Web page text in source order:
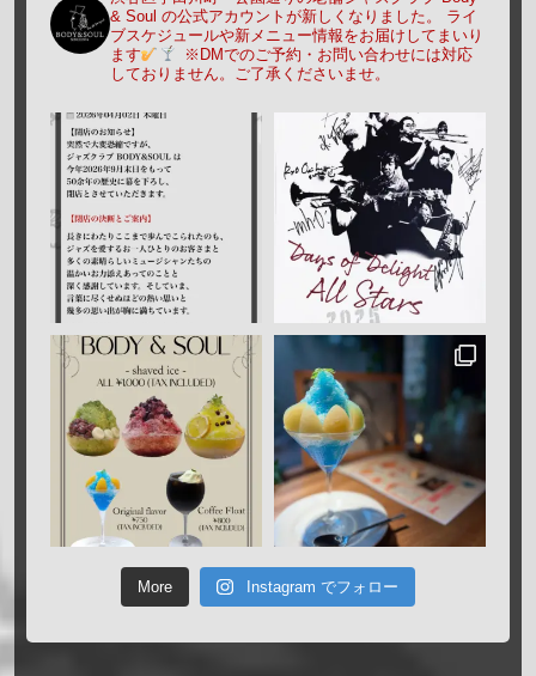
& Soul の公式アカウントが新しくなりました。
ライ
ブスケジュールや新メニュー情報をお届けしてまいり
ます
※DMでのご予約・お問い合わせには対応
しておりません。ご了承くださいませ。
More Instagram でフォロー